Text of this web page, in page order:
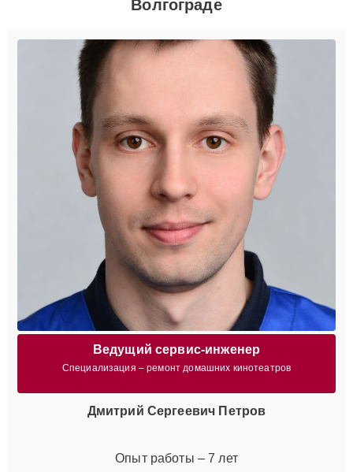
Волгограде
Ведущий сервис-инженер
Специализация – ремонт домашних кинотеатров
Дмитрий Сергеевич Петров
Опыт работы – 7 лет